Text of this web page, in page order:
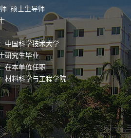
硕士生导师
中国科学技术大学
研究生毕业
在本单位任职
材料科学与工程学院